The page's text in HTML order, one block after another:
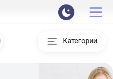
Категории